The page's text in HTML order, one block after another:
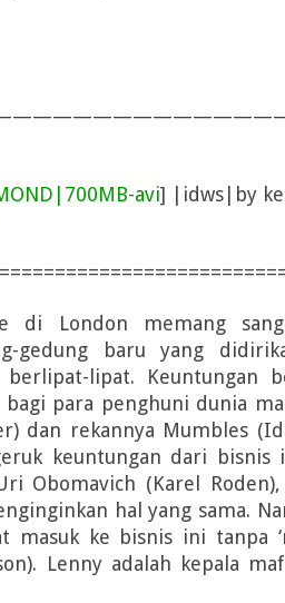
avi] |idws|by
di London memang
gedung baru yang
berlipat-lipat. Keuntungan
bagi para penghuni dunia
dan rekannya Mumbles
keuntungan dari bisnis
Obomavich (Karel
hal yang sama.
masuk ke bisnis ini tanpa
Lenny adalah kepala